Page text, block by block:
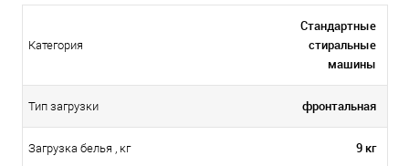
Категория
Стандартные
стиральные
машины
Тип загрузки фронтальная
Загрузка белья , кг 9 кг